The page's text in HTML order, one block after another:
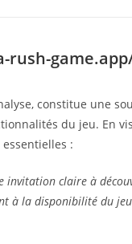
rush-
constitue une
du jeu. En
:
invitation claire à
à la disponibilité du